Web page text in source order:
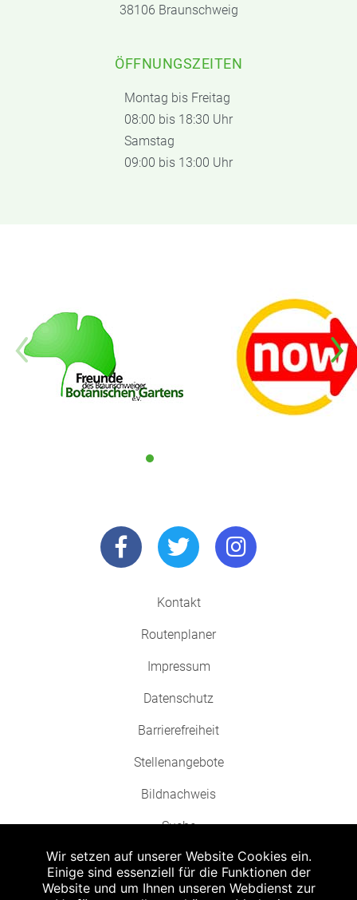
38106 Braunschweig
ÖFFNUNGSZEITEN
Montag bis Freitag
08:00 bis 18:30 Uhr
Samstag
09:00 bis 13:00 Uhr
Kontakt
Routenplaner
Impressum
Datenschutz
Barrierefreiheit
Stellenangebote
Bildnachweis
Suche
Wir setzen auf unserer Website Cookies ein.
Einige sind essenziell für die Funktionen der
Website und um Ihnen unseren Webdienst zur